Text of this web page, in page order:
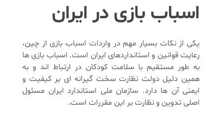
اسباب بازی در ایران
یکی از نکات بسیار مهم در واردات اسباب بازی از چین،
رعایت قوانین و استانداردهای ایران است. اسباب بازی ها
به طور مستقیم با سلامت کودکان در ارتباط اند و به
همین دلیل دولت نظارت سخت گیرانه ای بر کیفیت و
ایمنی آن ها دارد. سازمان ملی استاندارد ایران مسئول
اصلی تدوین و نظارت بر این مقررات است.